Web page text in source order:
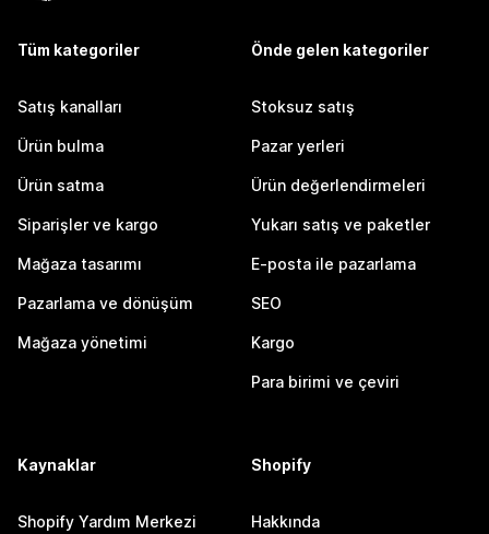
Tüm kategoriler
Satış kanalları
Ürün bulma
Ürün satma
Siparişler ve kargo
Mağaza tasarımı
Pazarlama ve dönüşüm
Mağaza yönetimi
Önde gelen kategoriler
Stoksuz satış
Pazar yerleri
Ürün değerlendirmeleri
Yukarı satış ve paketler
E-posta ile pazarlama
SEO
Kargo
Para birimi ve çeviri
Kaynaklar
Shopify Yardım Merkezi
Shopify
Hakkında